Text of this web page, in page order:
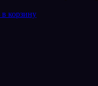
корзину